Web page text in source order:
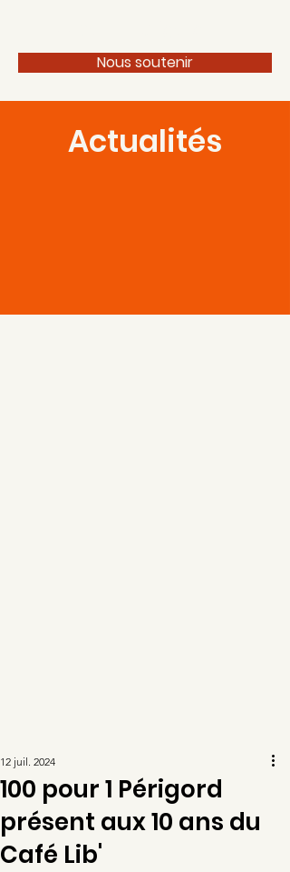
Nous soutenir
Actualités
100 pour 1 Périgord
présent aux 10 ans du
Café Lib'
12 juil. 2024